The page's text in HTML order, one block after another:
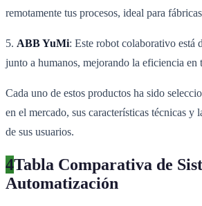
remotamente tus procesos, ideal para
5. ABB YuMi: Este robot colaborativo está
junto a humanos, mejorando la eficiencia en
Cada uno de estos productos ha sido
en el mercado, sus características técnicas y
de sus usuarios.
4Tabla Comparativa de
Automatización